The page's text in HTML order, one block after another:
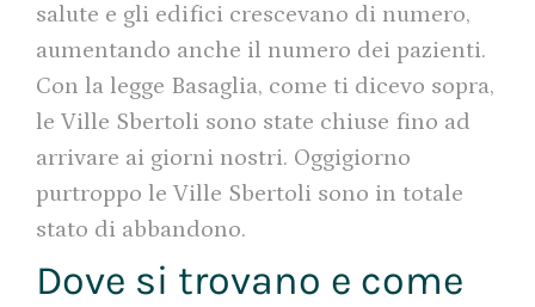
salute e gli edifici crescevano di numero,
aumentando anche il numero dei pazienti.
Con la legge Basaglia, come ti dicevo sopra,
le Ville Sbertoli sono state chiuse fino ad
arrivare ai giorni nostri. Oggigiorno
purtroppo le Ville Sbertoli sono in totale
stato di abbandono.
Dove si trovano e come